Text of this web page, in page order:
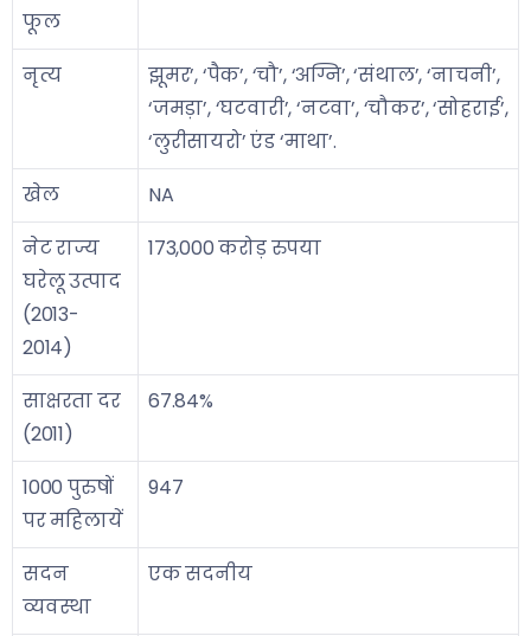
फूल
नृत्य
झूमर’, ‘पैक’, ‘चौ’, ‘अग्नि’, ‘संथाल’, ‘नाचनी’,
‘जमड़ा’, ‘घटवारी’, ‘नटवा’, ‘चौकर’, ‘सोहराई’,
‘लुरीसायरो’ एंड ‘माथा’.
खेल
NA
नेट राज्य
घरेलू उत्पाद
(2013-
2014)
173,000 करोड़ रुपया
साक्षरता दर
(2011)
67.84%
1000 पुरुषों
पर महिलायें
947
सदन
व्यवस्था
एक सदनीय